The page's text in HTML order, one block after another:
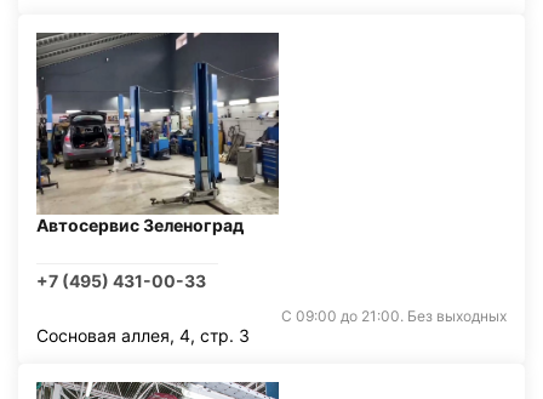
Автосервис Зеленоград
+7 (495) 431-00-33
С 09:00 до 21:00. Без выходных
Сосновая аллея, 4, стр. 3